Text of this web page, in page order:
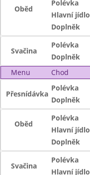
Oběd
Polévka
Hlavní jídlo
Doplněk
Svačina
Polévka
Doplněk
Menu
Chod
Přesnídávka
Polévka
Doplněk
Oběd
Polévka
Hlavní jídlo
Doplněk
Svačina
Polévka
Hlavní jídlo